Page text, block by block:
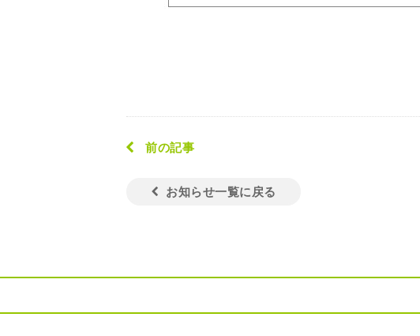
前の記事
お知らせ一覧に戻る